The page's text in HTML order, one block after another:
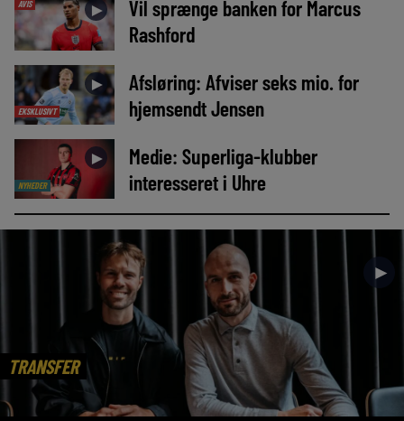
AVIS ►
Vil sprænge banken for Marcus
Rashford
EKSKLUSIVT
►
Afsløring: Afviser seks mio. for
hjemsendt Jensen
NYHEDER
►
Medie: Superliga-klubber
interesseret i Uhre
TRANSFER
►